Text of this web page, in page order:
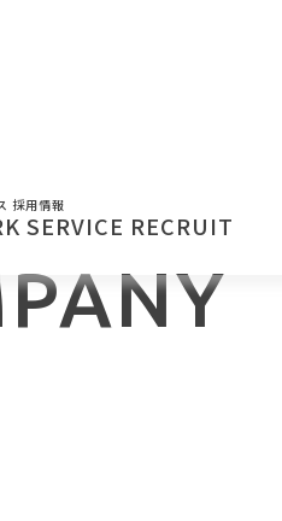
採用情報
SERVICE RECRUIT